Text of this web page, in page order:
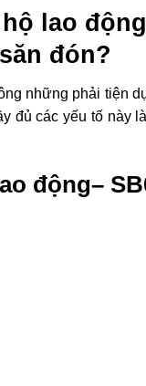
lao
đón?
những phải tiện
đủ các yếu tố này
động–